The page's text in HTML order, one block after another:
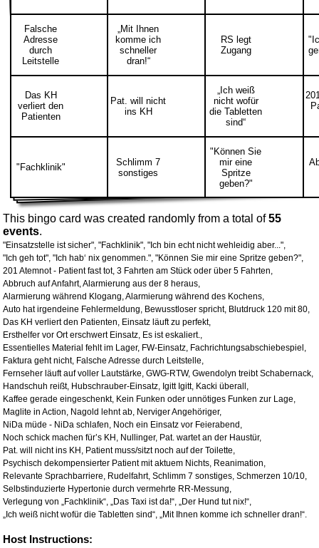
Falsche
Adresse
durch
Leitstelle
„Mit Ihnen
komme ich
schneller
dran!“
RS legt
Zugang
Das KH
verliert den
Patienten
Pat. will nicht
ins KH
„Ich weiß
nicht wofür
die Tabletten
sind“
"Fachklinik"
Schlimm 7
sonstiges
"Können Sie
mir eine
Spritze
geben?"
This bingo card was created randomly from a total of55
events.
"Einsatzstelle ist sicher", "Fachklinik", "Ich bin echt nicht wehleidig aber...",
"Ich geh tot", "Ich hab‘ nix genommen.", "Können Sie mir eine Spritze geben?",
201 Atemnot - Patient fast tot, 3 Fahrten am Stück oder über 5 Fahrten,
Abbruch auf Anfahrt, Alarmierung aus der 8 heraus,
Alarmierung während Klogang, Alarmierung während des Kochens,
Auto hat irgendeine Fehlermeldung, Bewusstloser spricht, Blutdruck 120 mit 80,
Das KH verliert den Patienten, Einsatz läuft zu perfekt,
Ersthelfer vor Ort erschwert Einsatz, Es ist eskaliert.,
Essentielles Material fehlt im Lager, FW-Einsatz, Fachrichtungsabschiebespiel,
Faktura geht nicht, Falsche Adresse durch Leitstelle,
Fernseher läuft auf voller Lautstärke, GWG-RTW, Gwendolyn treibt Schabernack,
Handschuh reißt, Hubschrauber-Einsatz, Igitt Igitt, Kacki überall,
Kaffee gerade eingeschenkt, Kein Funken oder unnötiges Funken zur Lage,
Maglite in Action, Nagold lehnt ab, Nerviger Angehöriger,
NiDa müde - NiDa schlafen, Noch ein Einsatz vor Feierabend,
Noch schick machen für’s KH, Nullinger, Pat. wartet an der Haustür,
Pat. will nicht ins KH, Patient muss/sitzt noch auf der Toilette,
Psychisch dekompensierter Patient mit aktuem Nichts, Reanimation,
Relevante Sprachbarriere, Rudelfahrt, Schlimm 7 sonstiges, Schmerzen 10/10,
Selbstinduzierte Hypertonie durch vermehrte RR-Messung,
Verlegung von „Fachklinik“,
„Das Taxi ist da!“,
„Der Hund tut nix!“,
„Ich weiß nicht wofür die Tabletten sind“,
„Mit Ihnen komme ich schneller dran!“.
Host Instructions: